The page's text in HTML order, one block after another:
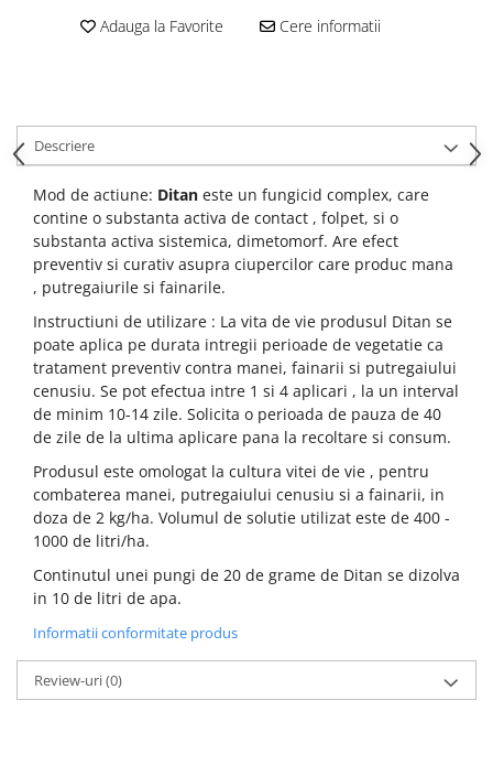
Adauga la Favorite Cere informatii
Descriere
Mod de actiune: Ditan este un fungicid complex, care
contine o substanta activa de contact , folpet, si o
substanta activa sistemica, dimetomorf. Are efect
preventiv si curativ asupra ciupercilor care produc mana
, putregaiurile si fainarile.
Instructiuni de utilizare : La vita de vie produsul Ditan se
poate aplica pe durata intregii perioade de vegetatie ca
tratament preventiv contra manei, fainarii si putregaiului
cenusiu. Se pot efectua intre 1 si 4 aplicari , la un interval
de minim 10-14 zile. Solicita o perioada de pauza de 40
de zile de la ultima aplicare pana la recoltare si consum.
Produsul este omologat la cultura vitei de vie , pentru
combaterea manei, putregaiului cenusiu si a fainarii, in
doza de 2 kg/ha. Volumul de solutie utilizat este de 400 -
1000 de litri/ha.
Continutul unei pungi de 20 de grame de Ditan se dizolva
in 10 de litri de apa.
Informatii conformitate produs
Review-uri(0)